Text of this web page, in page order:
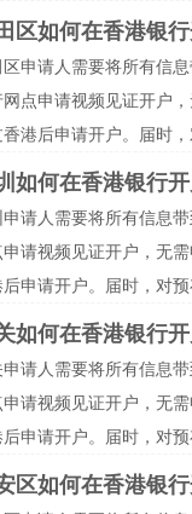
区如何在香港银
申请人需要将所有信
点申请视频见证开户
港后申请开户。届时，
如何在香港银行
请人需要将所有信息
请视频见证开户，无
申请开户。届时，对预
如何在香港银行
请人需要将所有信息
请视频见证开户，无
申请开户。届时，对预
区如何在香港银